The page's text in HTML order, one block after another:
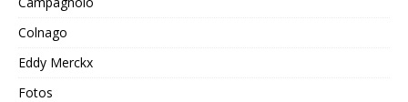
Colnago
Eddy Merckx
Fotos